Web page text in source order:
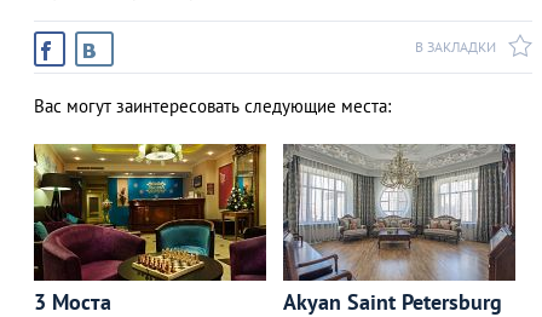
В ЗАКЛАДКИ
Вас могут заинтересовать следующие места:
3 Моста Akyan Saint Petersburg